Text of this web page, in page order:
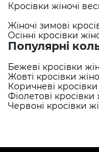
Кросівки жіночі
Жіночі зимові
Осінні кросівки
Популярні
Бежеві кросівки
Жовті кросівки
Коричневі кросівки
Фіолетові кросівки
Червоні кросівки